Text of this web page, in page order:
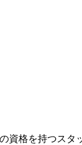
資格を持つス